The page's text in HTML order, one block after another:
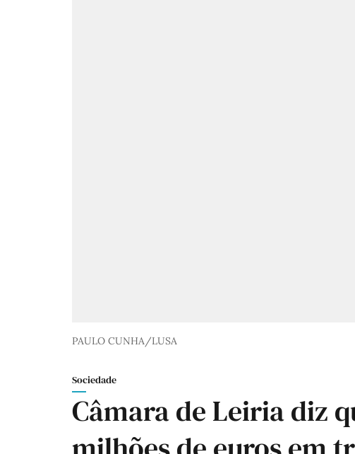
PAULO CUNHA/LUSA
Sociedade
Câmara de Leiria diz